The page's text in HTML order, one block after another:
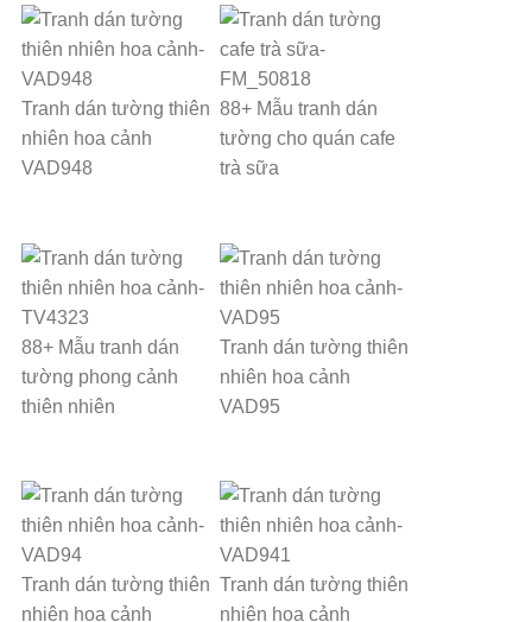
Tranh dán tường thiên
nhiên hoa cảnh
VAD948
88+ Mẫu tranh dán
tường cho quán cafe
trà sữa
88+ Mẫu tranh dán
tường phong cảnh
thiên nhiên
Tranh dán tường thiên
nhiên hoa cảnh
VAD95
Tranh dán tường thiên
nhiên hoa cảnh
Tranh dán tường thiên
nhiên hoa cảnh